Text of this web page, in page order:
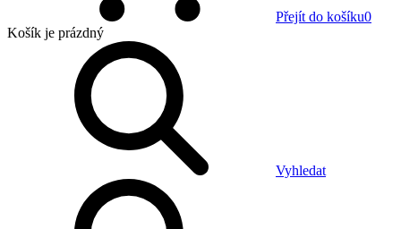
Přejít do košíku0
Košík je prázdný
Vyhledat